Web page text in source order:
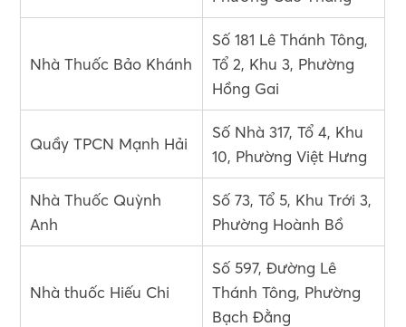
Nhà Thuốc Bảo Khánh
Số 181 Lê Thánh Tông,
Tổ 2, Khu 3, Phường
Hồng Gai
Quầy TPCN Mạnh Hải
Số Nhà 317, Tổ 4, Khu
10, Phường Việt Hưng
Nhà Thuốc Quỳnh
Anh
Số 73, Tổ 5, Khu Trới 3,
Phường Hoành Bồ
Nhà thuốc Hiếu Chi
Số 597, Đường Lê
Thánh Tông, Phường
Bạch Đằng